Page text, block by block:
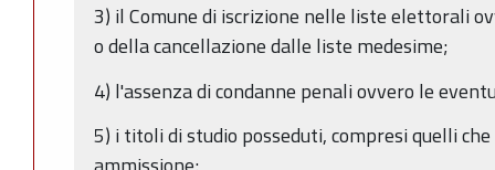
3) il Comune di iscrizione nelle liste elettorali
o della cancellazione dalle liste medesime;
4) l'assenza di condanne penali ovvero le
5) i titoli di studio posseduti, compresi quelli